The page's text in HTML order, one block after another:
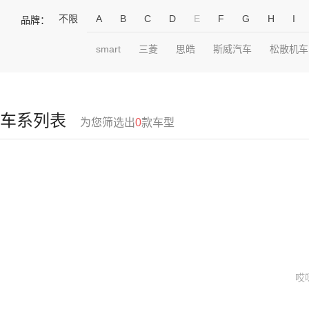
品牌： 不限 A B C D E F G H I
smart 三菱 思皓 斯威汽车 松散机车
车系列表 为您筛选出0款车型
哎